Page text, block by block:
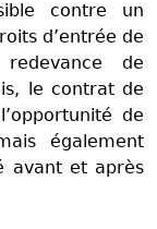
contre un
d’entrée de
de
le contrat de
de
également
avant et après